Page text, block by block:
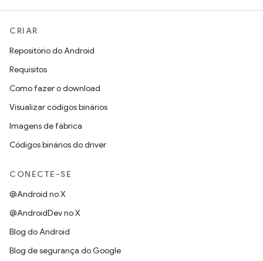
CRIAR
Repositório do Android
Requisitos
Como fazer o download
Visualizar códigos binários
Imagens de fábrica
Códigos binários do driver
CONECTE-SE
@Android no X
@AndroidDev no X
Blog do Android
Blog de segurança do Google